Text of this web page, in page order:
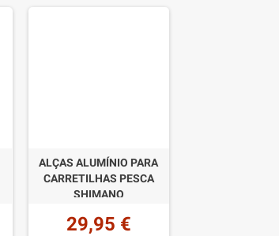
ALÇAS ALUMÍNIO PARA
CARRETILHAS PESCA
SHIMANO
29,95 €